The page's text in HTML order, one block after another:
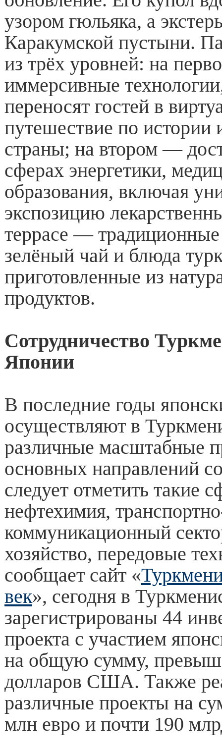
узором гюльяка, а
Каракумской пустыни.
из трёх уровней: на
иммерсивные
переносят гостей в
путешествие по истории
страны; на втором —
сферах энергетики,
образования, включая
экспозицию
террасе —
зелёный чай и блюда
приготовленные из
продуктов.
Сотрудничество
Японии
В последние годы
осуществляют в
различные масштабные
основных направлений
следует отметить такие
нефтехимия,
коммуникационный
хозяйство, передовые
сообщает сайт «
век», сегодня в
зарегистрированы 44
проекта с участием
на общую сумму,
долларов США. Также
различные проекты на
млн евро и почти 190